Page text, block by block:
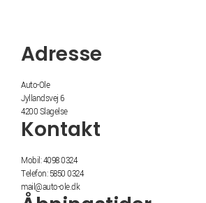
Adresse
Auto-Ole
Jyllandsvej 6
4200 Slagelse
Kontakt
Mobil: 4098 0324
Telefon: 5850 0324
mail@auto-ole.dk